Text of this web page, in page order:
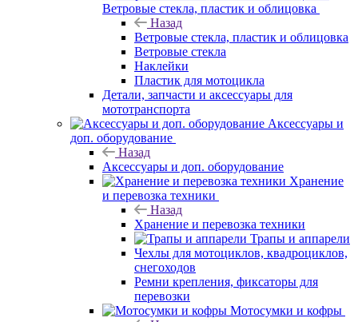
Ветровые стекла, пластик и облицовка
Назад
Ветровые стекла, пластик и облицовка
Ветровые стекла
Наклейки
Пластик для мотоцикла
Детали, запчасти и аксессуары для
мототранспорта
Аксессуары и
доп. оборудование
Назад
Аксессуары и доп. оборудование
Хранение
и перевозка техники
Назад
Хранение и перевозка техники
Трапы и аппарели
Чехлы для мотоциклов, квадроциклов,
снегоходов
Ремни крепления, фиксаторы для
перевозки
Мотосумки и кофры